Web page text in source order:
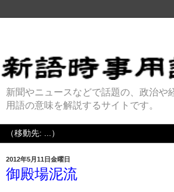
新聞やニュースなどで話題の、政治や
用語の意味を解説するサイトです。
2012年5月11日金曜日
御殿場泥流